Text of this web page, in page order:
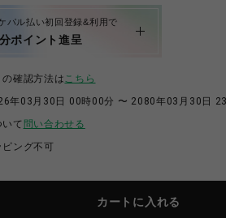
パル払い初回登録&利用で
ポイント進呈
確認方法はこちら
年03月30日 00時00分 〜 2080年03月30日
て 問い合わせる
ング不可
カートに入れる